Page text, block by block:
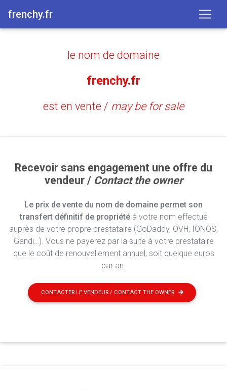
frenchy.fr
le nom de domaine
frenchy.fr
est en vente / may be for sale
Recevoir sans engagement une offre du
vendeur / Contact the owner
Le prix de vente du nom de domaine permet son
transfert définitif de propriétéà votre nom effectué
auprès de votre propre prestataire (GoDaddy, OVH, IONOS,
Gandi…). Vous ne payerez par la suite à votre prestataire
que le coût de renouvellement annuel, soit quelque euros
par an.
CONTACTER LE VENDEUR / CONTACT THE OWNER